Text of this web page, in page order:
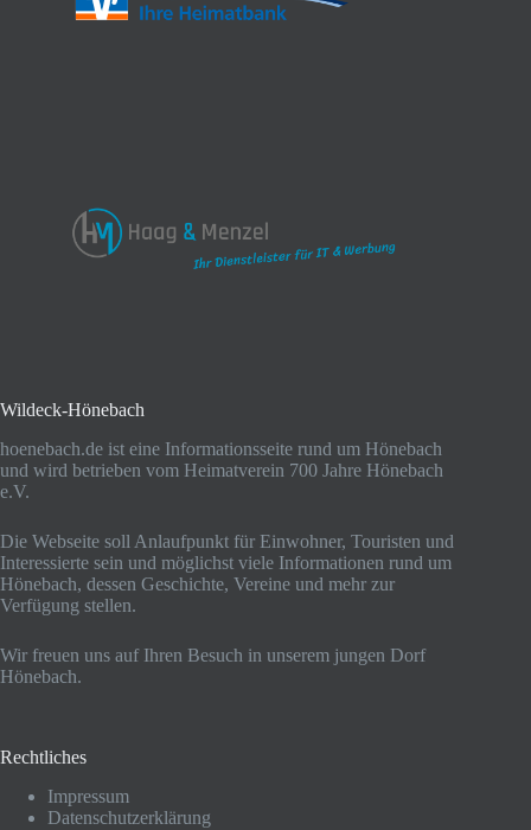
Wildeck-Hönebach
hoenebach.de ist eine Informationsseite rund um Hönebach
und wird betrieben vom Heimatverein 700 Jahre Hönebach
e.V.
Die Webseite soll Anlaufpunkt für Einwohner, Touristen und
Interessierte sein und möglichst viele Informationen rund um
Hönebach, dessen Geschichte, Vereine und mehr zur
Verfügung stellen.
Wir freuen uns auf Ihren Besuch in unserem jungen Dorf
Hönebach.
Rechtliches
Impressum
Datenschutzerklärung